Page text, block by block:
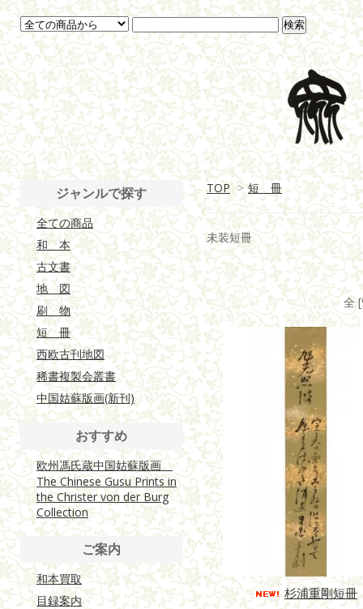
TOP > 短 冊
未装短冊
全
杉浦重剛短冊
ジャンルで探す
全ての商品
和 本
古文書
地 図
刷 物
短 冊
西欧古刊地図
稀書複製会叢書
中国姑蘇版画(新刊)
おすすめ
欧州馮氏蔵中国姑蘇版画
The Chinese Gusu Prints in
the Christer von der Burg
Collection
ご案内
和本買取
目録案内